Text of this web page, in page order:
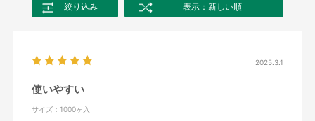
絞り込み 表示：新しい順
2025.3.1
使いやすい
サイズ：1000ヶ入